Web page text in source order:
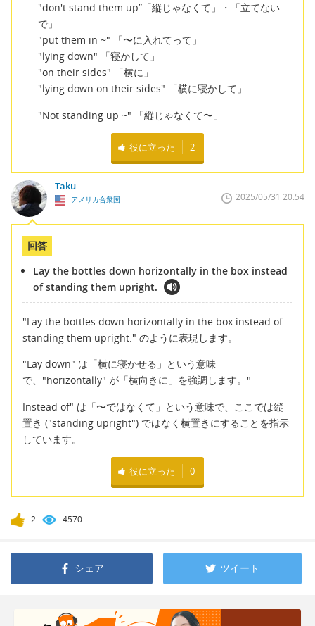
"don't stand them up”「縦じゃなくて」・「立てない
で」
"put them in ~" 「〜に入れてって」
"lying down" 「寝かして」
"on their sides" 「横に」
"lying down on their sides" 「横に寝かして」
"Not standing up ~" 「縦じゃなくて〜」
役に立った 2
Taku
アメリカ合衆国 2025/05/31 20:54
回答
Lay the bottles down horizontally in the box instead
of standing them upright.
"Lay the bottles down horizontally in the box instead of
standing them upright." のように表現します。
"Lay down" は「横に寝かせる」という意味
で、"horizontally" が「横向きに」を強調します。"
Instead of" は「〜ではなくて」という意味で、ここでは縦
置き ("standing upright") ではなく横置きにすることを指示
しています。
役に立った 0
2 4570
シェア ツイート